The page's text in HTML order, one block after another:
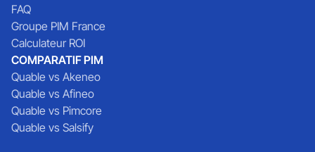
FAQ
Groupe PIM France
Calculateur ROI
COMPARATIF PIM
Quable vs Akeneo
Quable vs Afineo
Quable vs Pimcore
Quable vs Salsify